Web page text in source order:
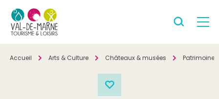
Accueil Arts & Culture Châteaux & musées Patrimoine